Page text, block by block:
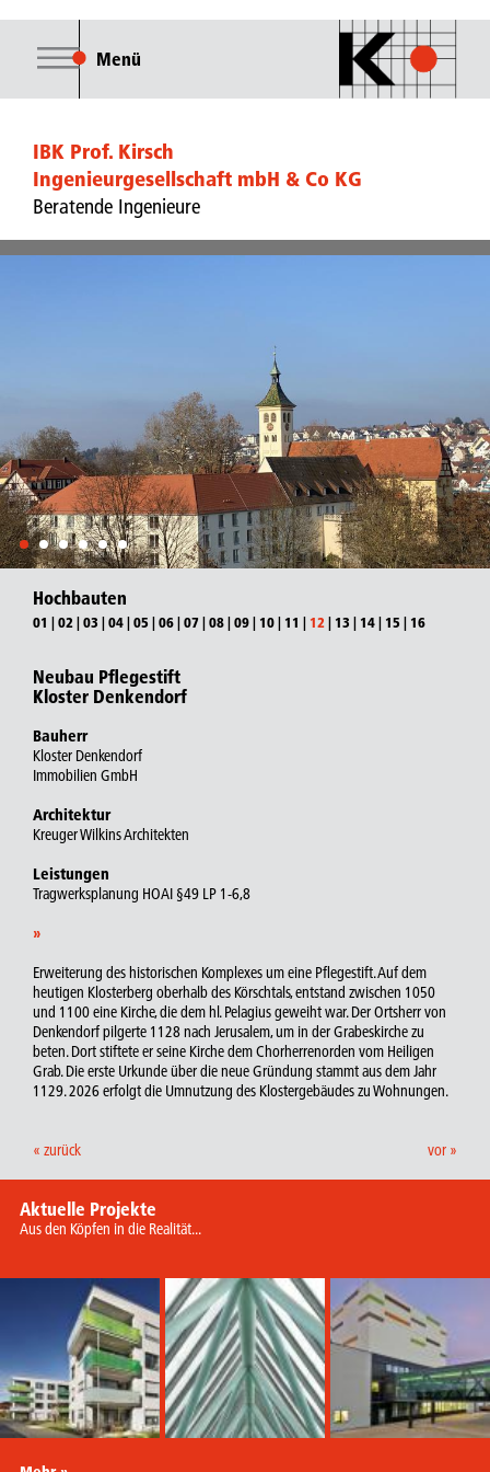
Menü
IBK Prof. Kirsch
Ingenieurgesellschaft mbH & Co KG
Beratende Ingenieure
Hochbauten
01 |02 |03 |04|05 |06|07|08|09|10|11 | 12 |13 |14|15 |16
Neubau Pflegestift
Kloster Denkendorf
Bauherr
Kloster Denkendorf
Immobilien GmbH
Architektur
Kreuger Wilkins Architekten
Leistungen
Tragwerksplanung HOAI §49 LP 1-6,8
»
Erweiterung des historischen Komplexes um eine Pflegestift. Auf dem
heutigen Klosterberg oberhalb des Körschtals, entstand zwischen 1050
und 1100 eine Kirche, die dem hl. Pelagius geweiht war. Der Ortsherr von
Denkendorf pilgerte 1128 nach Jerusalem, um in der Grabeskirche zu
beten. Dort stiftete er seine Kirche dem Chorherrenorden vom Heiligen
Grab. Die erste Urkunde über die neue Gründung stammt aus dem Jahr
1129. 2026 erfolgt die Umnutzung des Klostergebäudes zu Wohnungen.
« zurück vor »
Aktuelle Projekte
Aus den Köpfen in die Realität...